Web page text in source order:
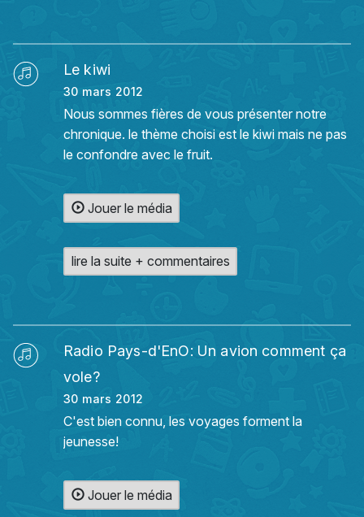
Le kiwi
30 mars 2012
Nous sommes fières de vous présenter notre
chronique. le thème choisi est le kiwi mais ne pas
le confondre avec le fruit.
Jouer le média
lire la suite + commentaires
Radio Pays-d'EnO: Un avion comment ça
vole?
30 mars 2012
C'est bien connu, les voyages forment la
jeunesse!
Jouer le média